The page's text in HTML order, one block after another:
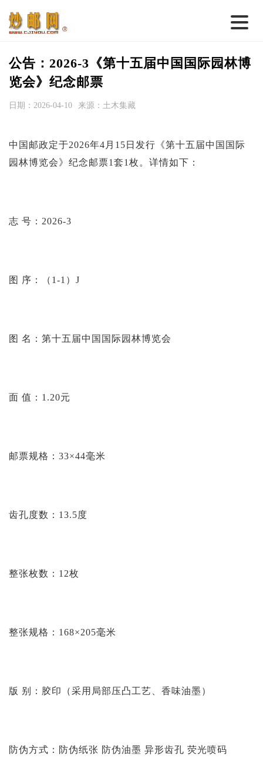
首 页
邮票行情
钱币行情
热点话题
公告：2026-3《第十五届中国国际园林博
览会》纪念邮票
日期：2026-04-10 来源：土木集藏
中国邮政定于2026年4月15日发行《第十五届中国国际
园林博览会》纪念邮票1套1枚。详情如下：
志 号：2026-3
图 序：（1-1）J
图 名：第十五届中国国际园林博览会
面 值：1.20元
邮票规格：33×44毫米
齿孔度数：13.5度
整张枚数：12枚
整张规格：168×205毫米
版 别：胶印（采用局部压凸工艺、香味油墨）
防伪方式：防伪纸张 防伪油墨 异形齿孔 荧光喷码